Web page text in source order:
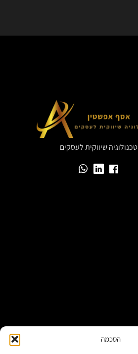
הסכמה
טכנולוגיה שיווקית לעסקים